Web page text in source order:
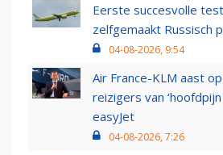
Eerste succesvolle
zelfgemaakt Russisch
04-08-2026, 9:54
Air France-KLM aast
reizigers van
easyJet
04-08-2026, 7:26